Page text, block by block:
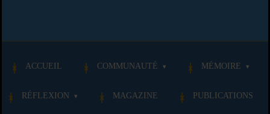
ACCUEIL COMMUNAUTÉ MÉMOIRE
RÉFLEXION MAGAZINE PUBLICATIONS